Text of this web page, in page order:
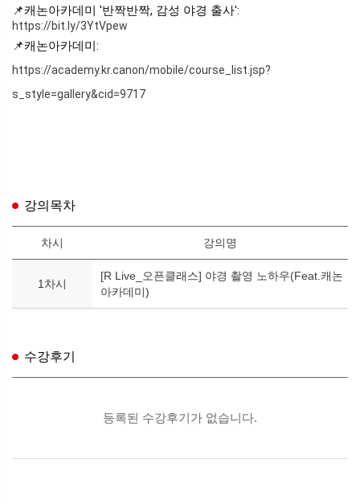
📌캐논아카데미 '반짝반짝, 감성 야경 출사':
https://bit.ly/3YtVpew
📌캐논아카데미:
https://academy.kr.canon/mobile/course_list.jsp?
s_style=gallery&cid=9717
강의목차
차시 강의명
1차시
[R Live_오픈클래스] 야경 촬영 노하우(Feat.캐논
아카데미)
수강후기